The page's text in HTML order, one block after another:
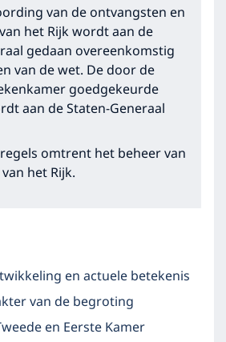
van de ontvangsten en
het Rijk wordt aan de
gedaan overeenkomstig
van de wet. De door de
goedgekeurde
aan de Staten-Generaal
omtrent het beheer van
het Rijk.
en actuele betekenis
van de begroting
en Eerste Kamer